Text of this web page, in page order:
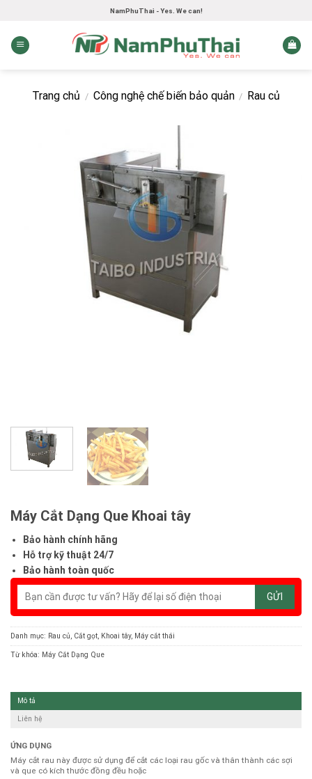
content
NamPhuThai - Yes. We can!
Trang chủ / Công nghệ chế biến bảo quản / Rau củ
Máy Cắt Dạng Que Khoai tây
Bảo hành chính hãng
Hỗ trợ kỹ thuật 24/7
Bảo hành toàn quốc
Danh mục: Rau củ, Cắt gọt, Khoai tây, Máy cắt thái
Từ khóa: Máy Cắt Dạng Que
Mô tả
Liên hệ
ỨNG DỤNG
Máy cắt rau này được sử dụng để cắt các loại rau gốc và thân thành các sợi
và que có kích thước đồng đều hoặc